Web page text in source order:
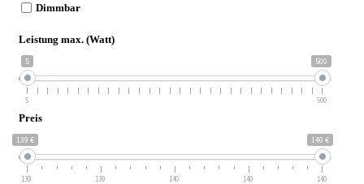
Dimmbar
Leistung max. (Watt)
5 500
5 500
Preis
139 € 140 €
139 139 140 140 140